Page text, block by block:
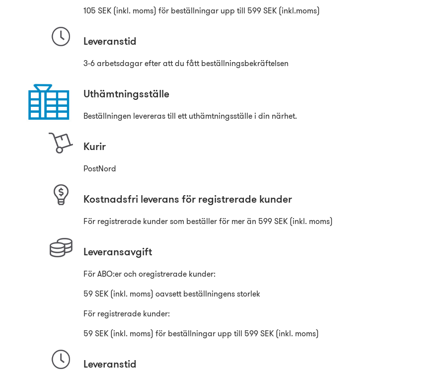
105 SEK (inkl. moms) för beställningar upp till 599 SEK (inkl.moms)
Leveranstid
3-6 arbetsdagar efter att du fått beställningsbekräftelsen
Uthämtningsställe
Beställningen levereras till ett uthämtningsställe i din närhet.
Kurir
PostNord
Kostnadsfri leverans för registrerade kunder
För registrerade kunder som beställer för mer än 599 SEK (inkl. moms)
Leveransavgift
För ABO:er och oregistrerade kunder:
59 SEK (inkl. moms) oavsett beställningens storlek
För registrerade kunder:
59 SEK (inkl. moms) för beställningar upp till 599 SEK (inkl. moms)
Leveranstid